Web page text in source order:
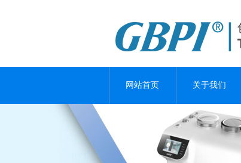
网站首页 关于我们